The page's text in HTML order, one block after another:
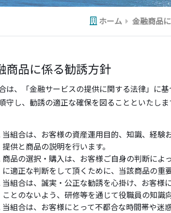
ホーム 金融商品
商品に係る勧誘方針
は、「金融サービスの提供に関する法律」に
守し、勧誘の適正な確保を図ることといたしま
当組合は、お客様の資産運用目的、知識、経験
提供と商品の説明を行います。
商品の選択・購入は、お客様ご自身の判断によ
に適正な判断をして頂くために、当該商品の重
当組合は、誠実・公正な勧誘を心掛け、お客様
ことのないよう、研修等を通じて役職員の知識
当組合は、お客様にとって不都合な時間帯や迷